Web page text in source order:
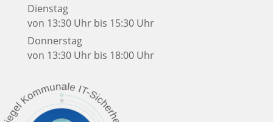
Dienstag
von 13:30 Uhr bis 15:30 Uhr
Donnerstag
von 13:30 Uhr bis 18:00 Uhr